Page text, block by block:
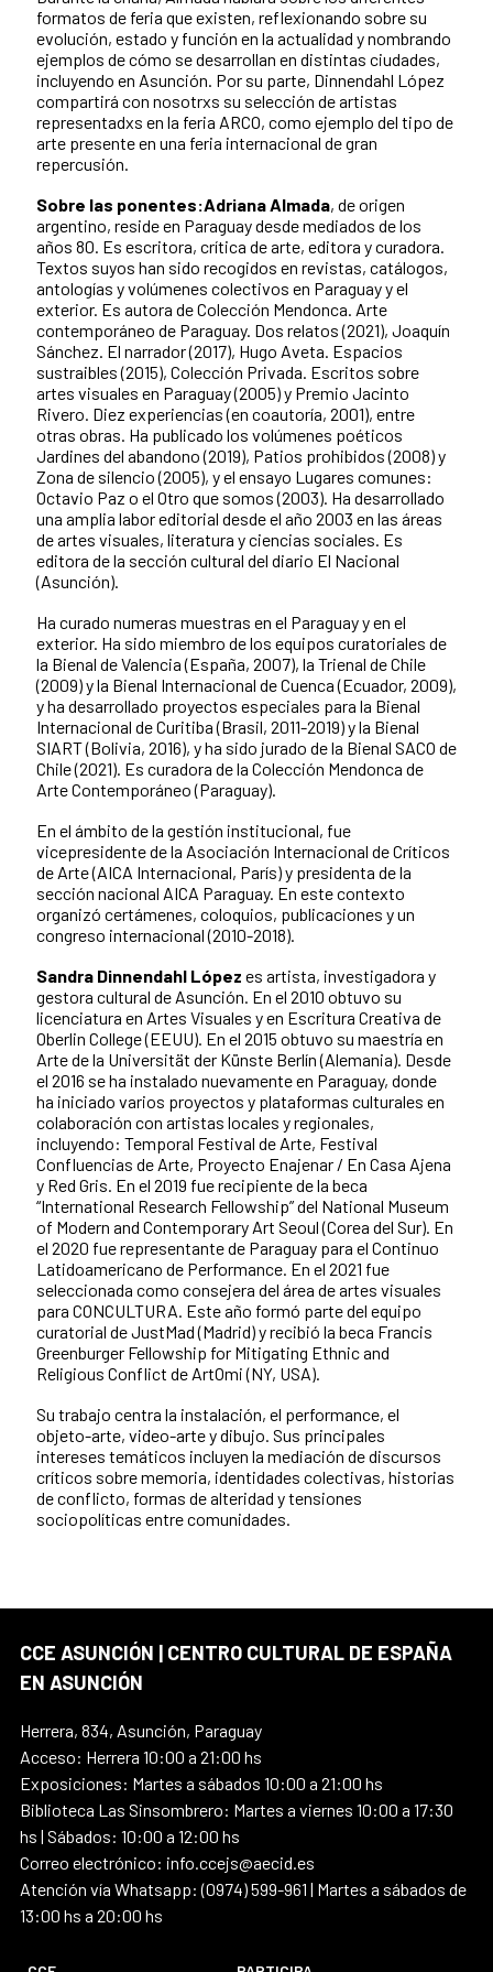
formatos de feria que existen, reflexionando sobre su
evolución, estado y función en la actualidad y nombrando
ejemplos de cómo se desarrollan en distintas ciudades,
incluyendo en Asunción. Por su parte, Dinnendahl López
compartirá con nosotrxs su selección de artistas
representadxs en la feria ARCO, como ejemplo del tipo de
arte presente en una feria internacional de gran
repercusión.
Sobre las ponentes:Adriana Almada, de origen
argentino, reside en Paraguay desde mediados de los
años 80. Es escritora, crítica de arte, editora y curadora.
Textos suyos han sido recogidos en revistas, catálogos,
antologías y volúmenes colectivos en Paraguay y el
exterior. Es autora de Colección Mendonca. Arte
contemporáneo de Paraguay. Dos relatos (2021), Joaquín
Sánchez. El narrador (2017), Hugo Aveta. Espacios
sustraibles (2015), Colección Privada. Escritos sobre
artes visuales en Paraguay (2005) y Premio Jacinto
Rivero. Diez experiencias (en coautoría, 2001), entre
otras obras. Ha publicado los volúmenes poéticos
Jardines del abandono (2019), Patios prohibidos (2008) y
Zona de silencio (2005), y el ensayo Lugares comunes:
Octavio Paz o el Otro que somos (2003). Ha desarrollado
una amplia labor editorial desde el año 2003 en las áreas
de artes visuales, literatura y ciencias sociales. Es
editora de la sección cultural del diario El Nacional
(Asunción).
Ha curado numeras muestras en el Paraguay y en el
exterior. Ha sido miembro de los equipos curatoriales de
la Bienal de Valencia (España, 2007), la Trienal de Chile
(2009) y la Bienal Internacional de Cuenca (Ecuador, 2009),
y ha desarrollado proyectos especiales para la Bienal
Internacional de Curitiba (Brasil, 2011-2019) y la Bienal
SIART (Bolivia, 2016), y ha sido jurado de la Bienal SACO de
Chile (2021). Es curadora de la Colección Mendonca de
Arte Contemporáneo (Paraguay).
En el ámbito de la gestión institucional, fue
vicepresidente de la Asociación Internacional de Críticos
de Arte (AICA Internacional, París) y presidenta de la
sección nacional AICA Paraguay. En este contexto
organizó certámenes, coloquios, publicaciones y un
congreso internacional (2010-2018).
Sandra Dinnendahl López es artista, investigadora y
gestora cultural de Asunción. En el 2010 obtuvo su
licenciatura en Artes Visuales y en Escritura Creativa de
Oberlin College (EEUU). En el 2015 obtuvo su maestría en
Arte de la Universität der Künste Berlín (Alemania). Desde
el 2016 se ha instalado nuevamente en Paraguay, donde
ha iniciado varios proyectos y plataformas culturales en
colaboración con artistas locales y regionales,
incluyendo: Temporal Festival de Arte, Festival
Confluencias de Arte, Proyecto Enajenar / En Casa Ajena
y Red Gris. En el 2019 fue recipiente de la beca
“International Research Fellowship” del National Museum
of Modern and Contemporary Art Seoul (Corea del Sur). En
el 2020 fue representante de Paraguay para el Continuo
Latidoamericano de Performance. En el 2021 fue
seleccionada como consejera del área de artes visuales
para CONCULTURA. Este año formó parte del equipo
curatorial de JustMad (Madrid) y recibió la beca Francis
Greenburger Fellowship for Mitigating Ethnic and
Religious Conflict de ArtOmi (NY, USA).
Su trabajo centra la instalación, el performance, el
objeto-arte, video-arte y dibujo. Sus principales
intereses temáticos incluyen la mediación de discursos
críticos sobre memoria, identidades colectivas, historias
de conflicto, formas de alteridad y tensiones
sociopolíticas entre comunidades.
CCE ASUNCIÓN | CENTRO CULTURAL DE ESPAÑA
EN ASUNCIÓN
Herrera, 834, Asunción, Paraguay
Acceso: Herrera 10:00 a 21:00 hs
Exposiciones: Martes a sábados 10:00 a 21:00 hs
Biblioteca Las Sinsombrero: Martes a viernes 10:00 a 17:30
hs | Sábados: 10:00 a 12:00 hs
Correo electrónico: info.ccejs@aecid.es
Atención vía Whatsapp: (0974) 599-961 | Martes a sábados de
13:00 hs a 20:00 hs